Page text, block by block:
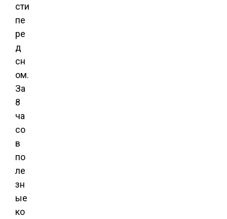
сти
пе
ре
д
сн
ом.
За
8
ча
со
в
по
ле
зн
ые
ко